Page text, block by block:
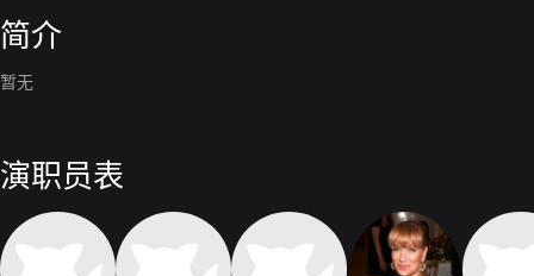
简介
暂无
演职员表